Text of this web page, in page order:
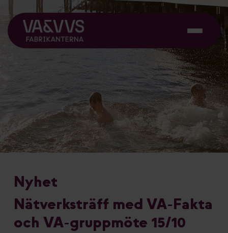
Nyhet
Nätverksträff med VA-Fakta
och VA-gruppmöte 15/10